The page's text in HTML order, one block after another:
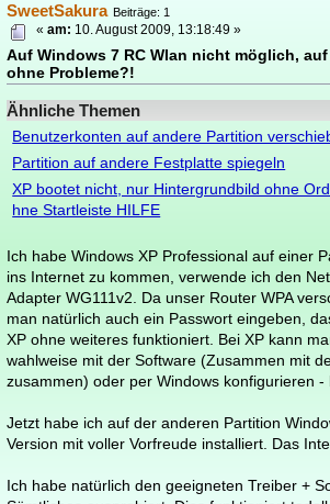
SweetSakura Beiträge: 1
Auf Windows 7 RC Wlan nicht möglich,
ohne Probleme?!
«am: 10. August 2009, 13:18:49 »
Ähnliche Themen
Benutzerkonten auf andere Partition
Partition auf andere Festplatte spiegeln
XP bootet nicht, nur Hintergrundbild ohne
hne Startleiste HILFE
Ich habe Windows XP Professional auf einer
ins Internet zu kommen, verwende ich den
Adapter WG111v2. Da unser Router WPA
man natürlich auch ein Passwort eingeben,
XP ohne weiteres funktioniert. Bei XP kann
wahlweise mit der Software (Zusammen mit
zusammen) oder per Windows konfigurieren -
Jetzt habe ich auf der anderen Partition
Version mit voller Vorfreude installiert. Das
Ich habe natürlich den geeigneten Treiber +